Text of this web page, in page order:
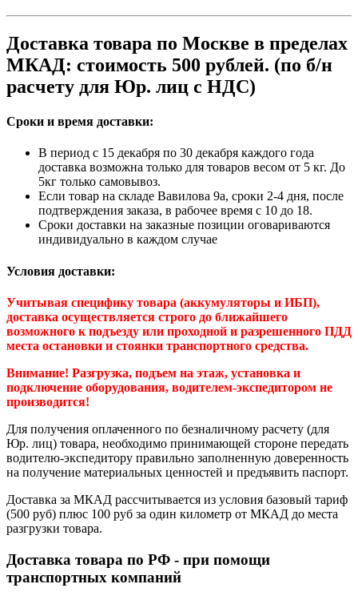
Доставка товара по Москве в пределах
МКАД: стоимость 500 рублей. (по б/н
расчету для Юр. лиц с НДС)
Сроки и время доставки:
В период с 15 декабря по 30 декабря каждого года
доставка возможна только для товаров весом от 5 кг. До
5кг только самовывоз.
Если товар на складе Вавилова 9а, сроки 2-4 дня, после
подтверждения заказа, в рабочее время с 10 до 18.
Сроки доставки на заказные позиции оговариваются
индивидуально в каждом случае
Условия доставки:
Учитывая специфику товара (аккумуляторы и ИБП),
доставка осуществляется строго до ближайшего
возможного к подъезду или проходной и разрешенного ПДД
места остановки и стоянки транспортного средства.
Внимание! Разгрузка, подъем на этаж, установка и
подключение оборудования, водителем-экспедитором не
производится!
Для получения оплаченного по безналичному расчету (для
Юр. лиц) товара, необходимо принимающей стороне передать
водителю-экспедитору правильно заполненную доверенность
на получение материальных ценностей и предъявить паспорт.
Доставка за МКАД рассчитывается из условия базовый тариф
(500 руб) плюс 100 руб за один километр от МКАД до места
разгрузки товара.
Доставка товара по РФ - при помощи
транспортных компаний